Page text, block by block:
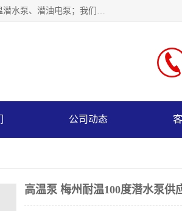
天津奥特泵业有限公司主要从事：不锈钢潜水泵、大流量潜水泵、高扬程潜水泵、矿用潜水泵、耐高温潜水泵、潜油电泵；我们以开发研制生产各种用途的水泵为主，历经十多年艰苦创业，已成为总资产达伍仟多万元，占地面积1万多平方米，年生产能力几百万（台）套，形成集设计研发、制造安装、技术服务于一体的现代规模型企业。
公司动态
高温泵 梅州耐温100度潜水泵供